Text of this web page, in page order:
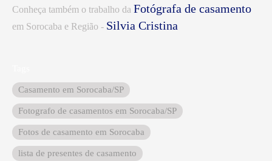
Conheça também o trabalho da Fotógrafa de casamento
em Sorocaba e Região - Silvia Cristina
Casamento em Sorocaba/SP
Fotografo de casamentos em Sorocaba/SP
Fotos de casamento em Sorocaba
lista de presentes de casamento